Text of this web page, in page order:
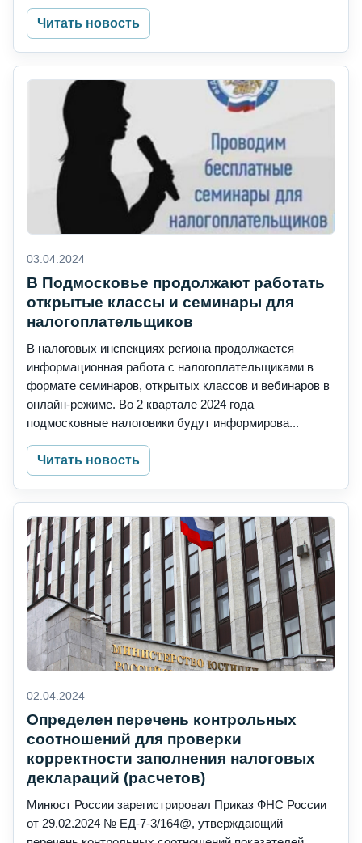
Читать новость
03.04.2024
В Подмосковье продолжают работать
открытые классы и семинары для
налогоплательщиков
В налоговых инспекциях региона продолжается
информационная работа с налогоплательщиками в
формате семинаров, открытых классов и вебинаров в
онлайн-режиме. Во 2 квартале 2024 года
подмосковные налоговики будут информирова...
Читать новость
02.04.2024
Определен перечень контрольных
соотношений для проверки
корректности заполнения налоговых
деклараций (расчетов)
Минюст России зарегистрировал Приказ ФНС России
от 29.02.2024 № ЕД-7-3/164@, утверждающий